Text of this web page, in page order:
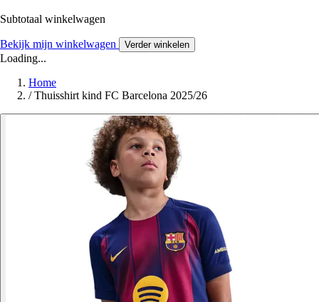
Subtotaal winkelwagen
Bekijk mijn winkelwagen Verder winkelen
Loading...
Home
/ Thuisshirt kind FC Barcelona 2025/26